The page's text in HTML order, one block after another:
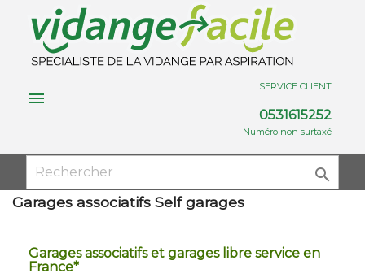

SERVICE CLIENT
0531615252
Numéro non surtaxé

Garages associatifs Self garages
Garages associatifs et garages libre service en
France*